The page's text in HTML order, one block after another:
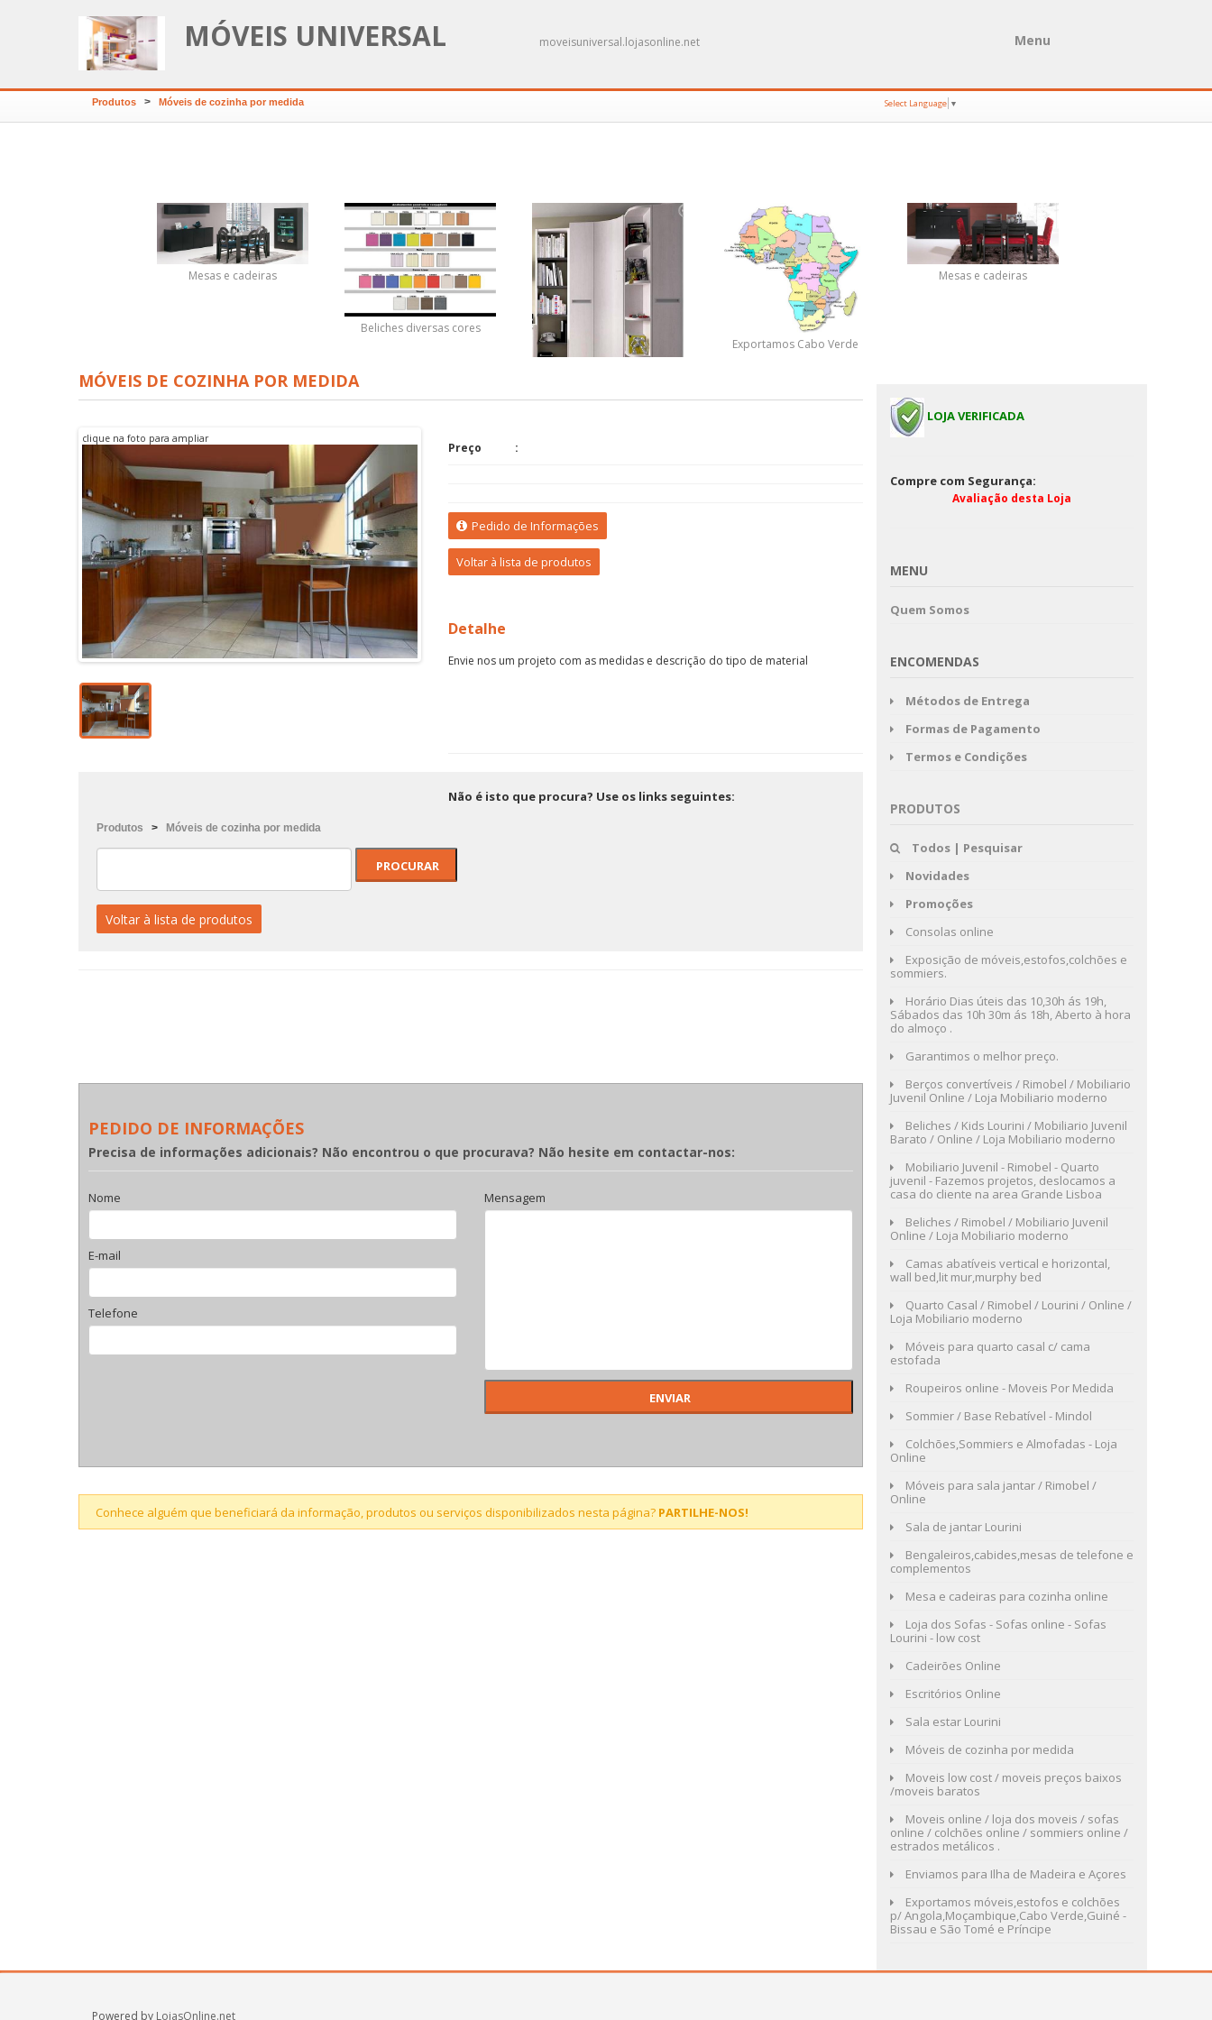
MÓVEIS UNIVERSAL moveisuniversal.lojasonline.net Menu
Produtos > Móveis de cozinha por medida Select Language ▼
Mesas e cadeiras
Beliches diversas cores
Exportamos Cabo Verde
Mesas e cadeiras
MÓVEIS DE COZINHA POR MEDIDA
clique na foto para ampliar
Preço
Pedido de Informações
Voltar à lista de produtos
Detalhe
Envie nos um projeto com as medidas e descrição do tipo de material
Não é isto que procura? Use os links seguintes:
Produtos > Móveis de cozinha por medida
Voltar à lista de produtos
PEDIDO DE INFORMAÇÕES
Precisa de informações adicionais? Não encontrou o que procurava? Não hesite em contactar-nos:
Nome
E-mail
Telefone
Mensagem
Conhece alguém que beneficiará da informação, produtos ou serviços disponibilizados nesta página? PARTILHE-NOS!
LOJA VERIFICADA
Compre com Segurança:
Avaliação desta Loja
MENU
Quem Somos
ENCOMENDAS
Métodos de Entrega
Formas de Pagamento
Termos e Condições
PRODUTOS
Todos | Pesquisar
Novidades
Promoções
Consolas online
Exposição de móveis,estofos,colchões e
sommiers.
Horário Dias úteis das 10,30h ás 19h,
Sábados das 10h 30m ás 18h, Aberto à hora
do almoço .
Garantimos o melhor preço.
Berços convertíveis / Rimobel / Mobiliario
Juvenil Online / Loja Mobiliario moderno
Beliches / Kids Lourini / Mobiliario Juvenil
Barato / Online / Loja Mobiliario moderno
Mobiliario Juvenil - Rimobel - Quarto
juvenil - Fazemos projetos, deslocamos a
casa do cliente na area Grande Lisboa
Beliches / Rimobel / Mobiliario Juvenil
Online / Loja Mobiliario moderno
Camas abatíveis vertical e horizontal,
wall bed,lit mur,murphy bed
Quarto Casal / Rimobel / Lourini / Online /
Loja Mobiliario moderno
Móveis para quarto casal c/ cama
estofada
Roupeiros online - Moveis Por Medida
Sommier / Base Rebatível - Mindol
Colchões,Sommiers e Almofadas - Loja
Online
Móveis para sala jantar / Rimobel /
Online
Sala de jantar Lourini
Bengaleiros,cabides,mesas de telefone e
complementos
Mesa e cadeiras para cozinha online
Loja dos Sofas - Sofas online - Sofas
Lourini - low cost
Cadeirões Online
Escritórios Online
Sala estar Lourini
Móveis de cozinha por medida
Moveis low cost / moveis preços baixos
/moveis baratos
Moveis online / loja dos moveis / sofas
online / colchões online / sommiers online /
estrados metálicos .
Enviamos para Ilha de Madeira e Açores
Exportamos móveis,estofos e colchões
p/ Angola,Moçambique,Cabo Verde,Guiné -
Bissau e São Tomé e Príncipe
Powered by LojasOnline.net